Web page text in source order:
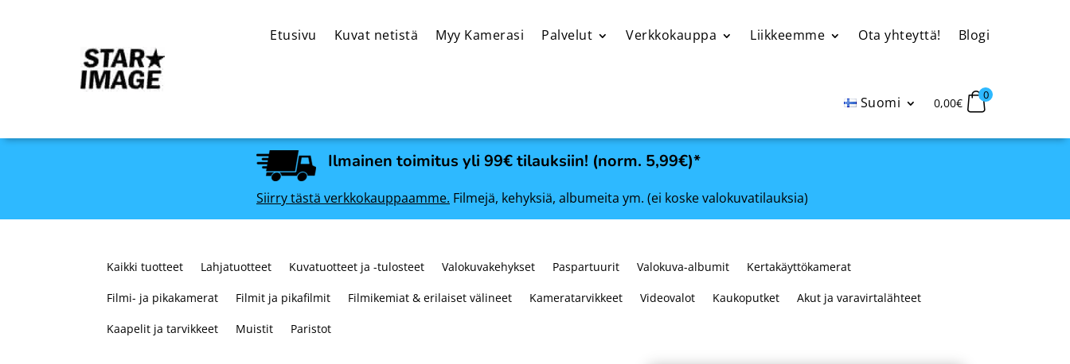
Etusivu Kuvat netistä Myy Kamerasi Palvelut Verkkokauppa Liikkeemme Ota yhteyttä! Blogi
Suomi 0,00€
0
Ilmainen toimitus yli 99€ tilauksiin! (norm. 5,99€)*
Siirry tästä verkkokauppaamme. Filmejä, kehyksiä, albumeita ym. (ei koske valokuvatilauksia)
Kaikki tuotteet Lahjatuotteet Kuvatuotteet ja -tulosteet Valokuvakehykset Paspartuurit Valokuva-albumit Kertakäyttökamerat
Filmi- ja pikakamerat Filmit ja pikafilmit Filmikemiat & erilaiset välineet Kameratarvikkeet Videovalot Kaukoputket Akut ja varavirtalähteet
Kaapelit ja tarvikkeet Muistit Paristot